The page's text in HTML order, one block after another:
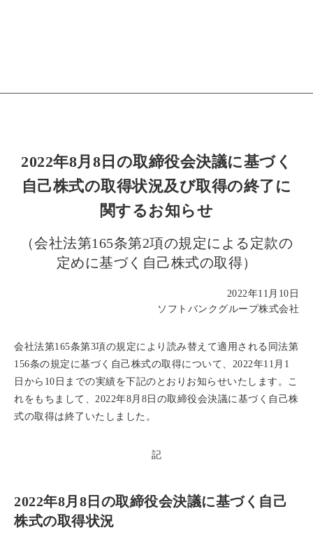
2022年8月8日の取締役会決議に基づく
自己株式の取得状況及び取得の終了に
関するお知らせ
（会社法第165条第2項の規定による定款の
定めに基づく自己株式の取得）
2022年11月10日
ソフトバンクグループ株式会社
会社法第165条第3項の規定により読み替えて適用される同法第
156条の規定に基づく自己株式の取得について、2022年11月1
日から10日までの実績を下記のとおりお知らせいたします。こ
れをもちまして、2022年8月8日の取締役会決議に基づく自己株
式の取得は終了いたしました。
記
2022年8月8日の取締役会決議に基づく自己
株式の取得状況